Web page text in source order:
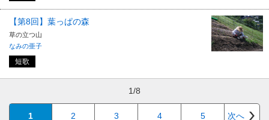
【第8回】葉っぱの森
草の立つ山
なみの亜子
短歌
1/8
1 2 3 4 5 次へ